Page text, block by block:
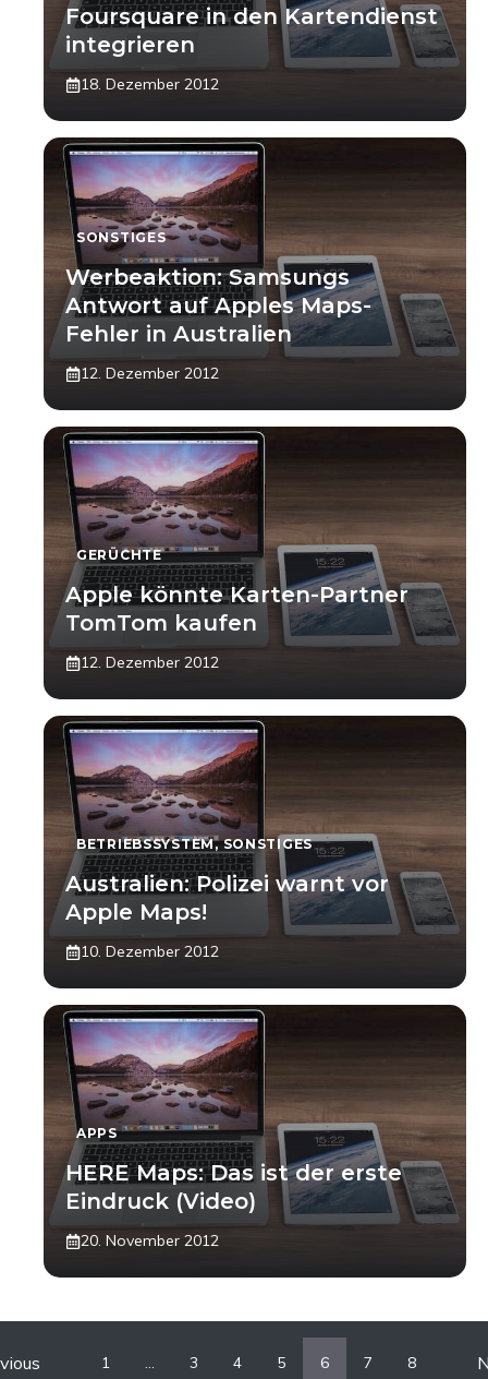
Foursquare in den Kartendienst
integrieren
18. Dezember 2012
SONSTIGES
Werbeaktion: Samsungs
Antwort auf Apples Maps-
Fehler in Australien
12. Dezember 2012
GERÜCHTE
Apple könnte Karten-Partner
TomTom kaufen
12. Dezember 2012
BETRIEBSSYSTEM,SONSTIGES
Australien: Polizei warnt vor
Apple Maps!
10. Dezember 2012
APPS
HERE Maps: Das ist der erste
Eindruck (Video)
20. November 2012
1 … 3 4 5 6 7 8